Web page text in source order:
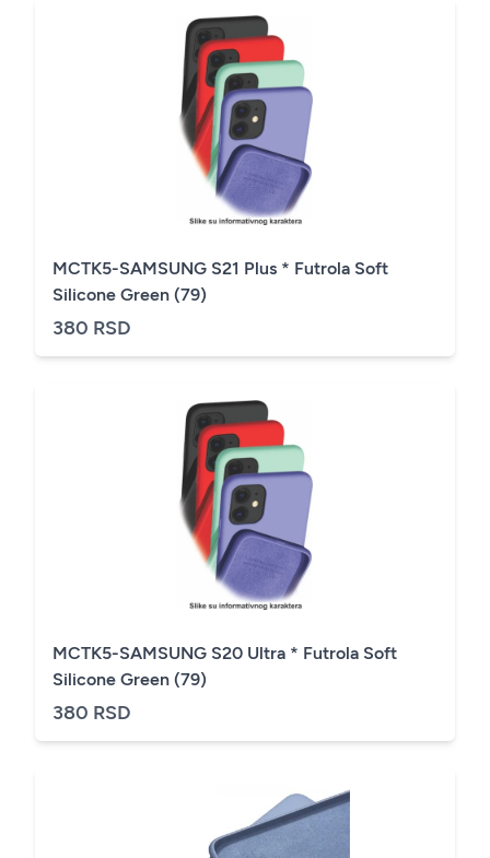
MCTK5-SAMSUNG S21 Plus * Futrola Soft
Silicone Green (79)
380 RSD
MCTK5-SAMSUNG S20 Ultra * Futrola Soft
Silicone Green (79)
380 RSD